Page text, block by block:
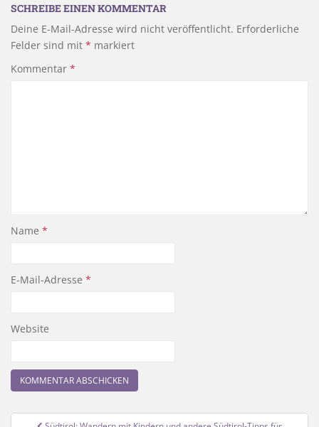
SCHREIBE EINEN KOMMENTAR
Deine E-Mail-Adresse wird nicht veröffentlicht. Erforderliche
Felder sind mit * markiert
Kommentar *
Name *
E-Mail-Adresse *
Website
Beitragsnavigation